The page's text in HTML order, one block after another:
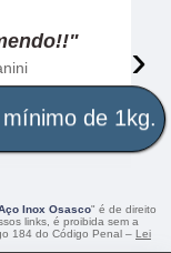
›
Inox Osasco" é de direito
links, é proibida sem a
184 do Código Penal – Lei
de 1kg.